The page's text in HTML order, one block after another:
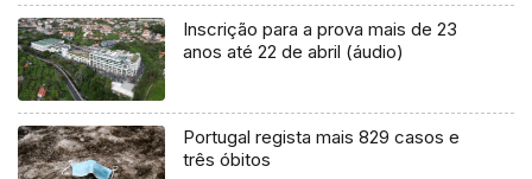
Inscrição para a prova mais de 23
anos até 22 de abril (áudio)
Portugal regista mais 829 casos e
três óbitos